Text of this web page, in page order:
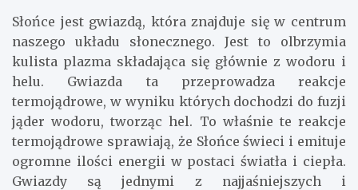
Słońce jest gwiazdą, która znajduje się w centrum
naszego układu słonecznego. Jest to olbrzymia
kulista plazma składająca się głównie z wodoru i
helu. Gwiazda ta przeprowadza reakcje
termojądrowe, w wyniku których dochodzi do fuzji
jąder wodoru, tworząc hel. To właśnie te reakcje
termojądrowe sprawiają, że Słońce świeci i emituje
ogromne ilości energii w postaci światła i ciepła.
Gwiazdy są jednymi z najjaśniejszych i